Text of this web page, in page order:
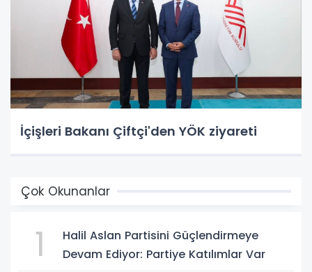
İçişleri Bakanı Çiftçi'den YÖK ziyareti
Çok Okunanlar
1
Halil Aslan Partisini Güçlendirmeye
Devam Ediyor: Partiye Katılımlar Var